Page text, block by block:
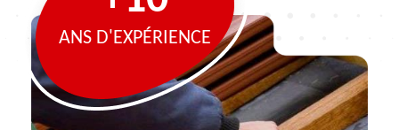
ANS D'EXPÉRIENCE